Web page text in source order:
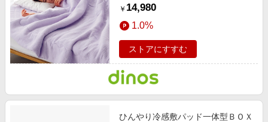
￥ 14,980
1.0%
ストアにすすむ
ひんやり冷感敷パッド一体型ＢＯＸ